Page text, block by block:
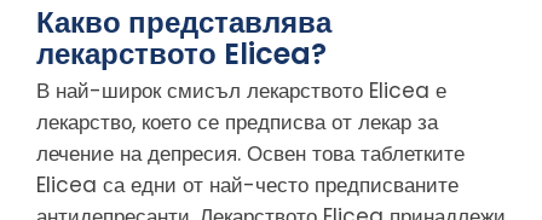
Какво представлява
лекарството Elicea?
В най-широк смисъл лекарството Elicea е
лекарство, което се предписва от лекар за
лечение на депресия. Освен това таблетките
Elicea са едни от най-често предписваните